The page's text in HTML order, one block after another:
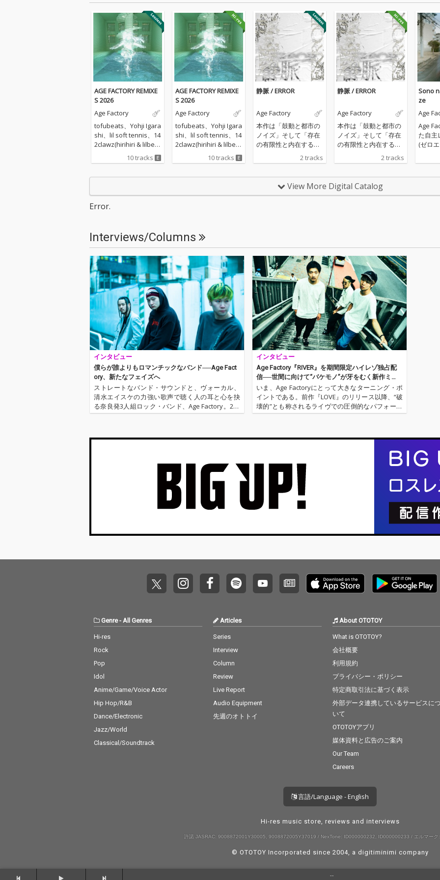
AGE FACTORY REMIXE
S 2026
Age Factory
tofubeats、Yohji Igara
shi、lil soft tennis、14
2clawz(hirihiri & lilbes
h ramko)、play in ster
eo(phritz & Weathers
stra、tsubi clubの総勢
の視点で解体・再構
築。 原曲に宿る衝動
を保ちながらも、各ア
ーティストの強烈な個
性が色濃く反映された
楽曲群が収録されてい
る。 世代やシーンを
横断する10組の解釈
と、バンドの現在地が
交差する一作。
10 tracks
AGE FACTORY REMIXE
S 2026
Age Factory
tofubeats、Yohji Igara
shi、lil soft tennis、14
2clawz(hirihiri & lilbes
h ramko)、play in ster
eo(phritz & Weathers
の視点で解体・再構
築。 原曲に宿る衝動
を保ちながらも、各ア
ーティストの強烈な個
性が色濃く反映された
楽曲群が収録されてい
る。 世代やシーンを
横断する10組の解釈
と、バンドの現在地が
交差する一作。
10 tracks
静脈 / ERROR
Age Factory
本作は「鼓動と都市の
ノイズ」そして「存在
の有限性と内在するエ
ラー」の対比をテーマ
とした2曲がシームレ
て再生することによっ
てひとつの楽曲のよう
でもある西口直人/ner
dwitchkomugichanが
担当。 ドラムンベース
的アプローチからアコ
ースティックな質感へ
と移行するサウンドの
変化も本作を象徴する
要素のひとつだ。
2 tracks
静脈 / ERROR
Age Factory
本作は「鼓動と都市の
ノイズ」そして「存在
の有限性と内在するエ
ラー」の対比をテーマ
とした2曲がシームレ
て再生することによっ
てひとつの楽曲のよう
でもある西口直人/ner
dwitchkomugichanが
担当。 ドラムンベース
的アプローチからアコ
ースティックな質感へ
と移行するサウンドの
変化も本作を象徴する
要素のひとつだ。
2 tracks
Sono
ze
Age
Age
た自主
(ゼロ
し、
ースと
周囲の
View More Digital Catalog
Error.
Interviews/Columns
インタビュー
僕らが誰よりもロマンチックなバンド──Age Fact
ory、新たなフェイズへ
ストレートなバンド・サウンドと、ヴォーカル、
清水エイスケの力強い歌声で聴く人の耳と心を抉
る奈良発3人組ロック・バンド、Age Factory。201
9年は〈DAIZAWA RECORDS〉へと新たなレーベル
インタビュー
Age Factory『RIVER』を期間限定ハイレゾ独占配
信──世間に向けて“バケモノ”が牙をむく新作ミ
ニ・アルバム
いま、Age Factoryにとって大きなターニング・ポ
イントである。前作『LOVE』のリリース以降、“破
壊的”とも称されるライヴでの圧倒的なパフォーマ
ンスと、強烈なメッセージ性を含んだ彼らの楽曲
Genre- All Genres
Hi-res
Rock
Pop
Idol
Anime/Game/Voice Actor
Hip Hop/R&B
Dance/Electronic
Jazz/World
Classical/Soundtrack
Articles
Series
Interview
Column
Review
Live Report
Audio Equipment
先週のオトトイ
About OTOTOY
What is OTOTOY?
会社概要
利用規約
プライバシー・ポリシー
特定商取引法に基づく表示
外部データ連携しているサービスにつ
いて
OTOTOYアプリ
媒体資料と広告のご案内
Our Team
Careers
言語/Language - English
Hi-res music store, reviews and interviews
許諾 JASRAC: 9008872001Y30005, 9008872005Y37019 / NexTone: ID000000232, ID000000233 / エルマーク
© OTOTOY Incorporated since 2004, a digitiminimi company
--